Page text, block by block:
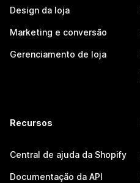
Design da loja
Marketing e conversão
Gerenciamento de loja
Recursos
Central de ajuda da Shopify
Documentação da API